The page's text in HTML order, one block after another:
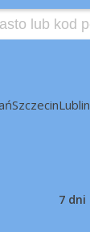
SzczecinLublin
7 dni